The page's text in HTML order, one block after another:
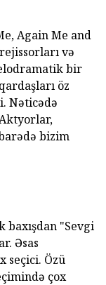
Again Me and
və
bir
öz
Nəticədə
bizim
baxışdan "Sevgi
Əsas
seçici. Özü
çox